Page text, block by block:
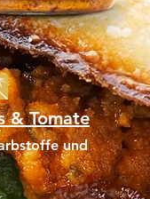
& Tomate
und